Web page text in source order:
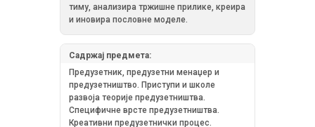
тиму, анализира тржишне прилике, креира
и иновира пословне моделе.
Садржај предмета:
Предузетник, предузетни менаџер и
предузетништво. Приступи и школе
развоја теорије предузетништва.
Специфичне врсте предузетништва.
Креативни предузетнички процес.